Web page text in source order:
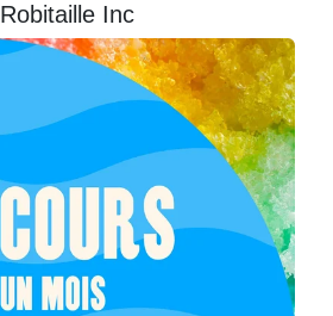
Robitaille Inc